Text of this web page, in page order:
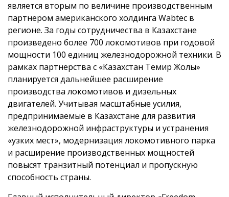
является вторым по величине производственным
партнером американского холдинга Wabtec в
регионе. За годы сотрудничества в Казахстане
произведено более 700 локомотивов при годовой
мощности 100 единиц железнодорожной техники. В
рамках партнерства с «Казахстан Темир Жолы»
планируется дальнейшее расширение
производства локомотивов и дизельных
двигателей. Учитывая масштабные усилия,
предпринимаемые в Казахстане для развития
железнодорожной инфраструктуры и устранения
«узких мест», модернизация локомотивного парка
и расширение производственных мощностей
повысят транзитный потенциал и пропускную
способность страны.